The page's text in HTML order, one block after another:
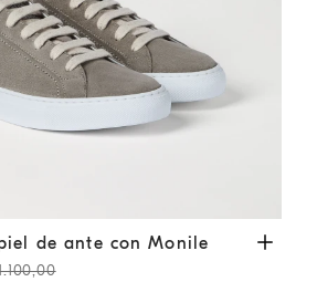
de ante con Monile Khaki
de ante con Monile